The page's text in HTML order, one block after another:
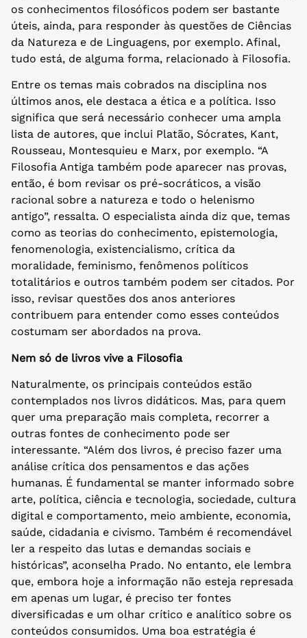
os conhecimentos filosóficos podem ser bastante
úteis, ainda, para responder às questões de Ciências
da Natureza e de Linguagens, por exemplo. Afinal,
tudo está, de alguma forma, relacionado à Filosofia.
Entre os temas mais cobrados na disciplina nos
últimos anos, ele destaca a ética e a política. Isso
significa que será necessário conhecer uma ampla
lista de autores, que inclui Platão, Sócrates, Kant,
Rousseau, Montesquieu e Marx, por exemplo. “A
Filosofia Antiga também pode aparecer nas provas,
então, é bom revisar os pré-socráticos, a visão
racional sobre a natureza e todo o helenismo
antigo”, ressalta. O especialista ainda diz que, temas
como as teorias do conhecimento, epistemologia,
fenomenologia, existencialismo, crítica da
moralidade, feminismo, fenômenos políticos
totalitários e outros também podem ser citados. Por
isso, revisar questões dos anos anteriores
contribuem para entender como esses conteúdos
costumam ser abordados na prova.
Nem só de livros vive a Filosofia
Naturalmente, os principais conteúdos estão
contemplados nos livros didáticos. Mas, para quem
quer uma preparação mais completa, recorrer a
outras fontes de conhecimento pode ser
interessante. “Além dos livros, é preciso fazer uma
análise crítica dos pensamentos e das ações
humanas. É fundamental se manter informado sobre
arte, política, ciência e tecnologia, sociedade, cultura
digital e comportamento, meio ambiente, economia,
saúde, cidadania e civismo. Também é recomendável
ler a respeito das lutas e demandas sociais e
históricas”, aconselha Prado. No entanto, ele lembra
que, embora hoje a informação não esteja represada
em apenas um lugar, é preciso ter fontes
diversificadas e um olhar crítico e analítico sobre os
conteúdos consumidos. Uma boa estratégia é